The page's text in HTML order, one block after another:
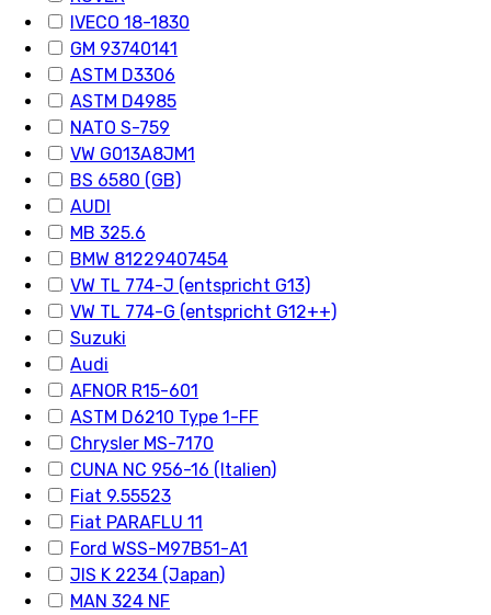
IVECO 18-1830
GM 93740141
ASTM D3306
ASTM D4985
NATO S-759
VW G013A8JM1
BS 6580 (GB)
AUDI
MB 325.6
BMW 81229407454
VW TL 774-J (entspricht G13)
VW TL 774-G (entspricht G12++)
Suzuki
Audi
AFNOR R15-601
ASTM D6210 Type 1-FF
Chrysler MS-7170
CUNA NC 956-16 (Italien)
Fiat 9.55523
Fiat PARAFLU 11
Ford WSS-M97B51-A1
JIS K 2234 (Japan)
MAN 324 NF